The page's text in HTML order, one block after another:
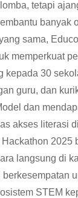
tetapi
banyak
sama,
memperkuat
kepada 30
guru, dan
dan
akses literasi
2025
langsung di
STEM